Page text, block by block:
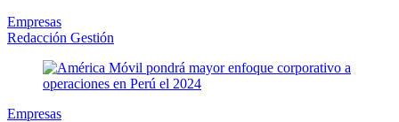
Empresas
Redacción Gestión
Empresas